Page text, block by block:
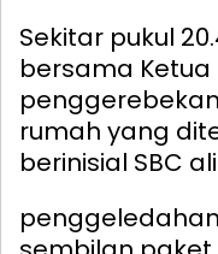
Sekitar pukul
bersama
rumah yang
berinisial SBC